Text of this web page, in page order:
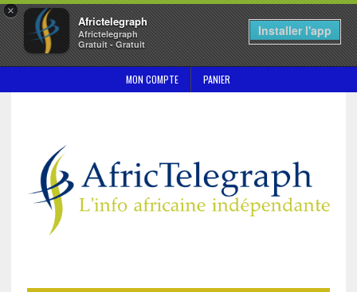
×
Africtelegraph
Africtelegraph
Gratuit - Gratuit
Installer l'app
MON COMPTE PANIER